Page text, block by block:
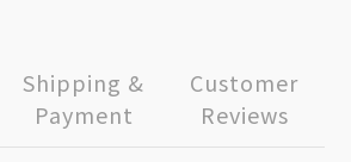
Shipping &
Payment
Customer
Reviews